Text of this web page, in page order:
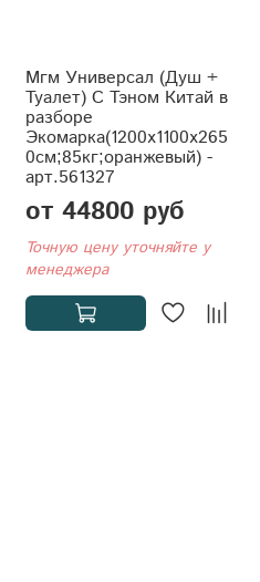
Мгм Универсал (Душ +
Туалет) С Тэном Китай в
разборе
Экомарка(1200x1100x265
0см;85кг;оранжевый) -
арт.561327
от 44800 руб
Точную цену уточняйте у
менеджера